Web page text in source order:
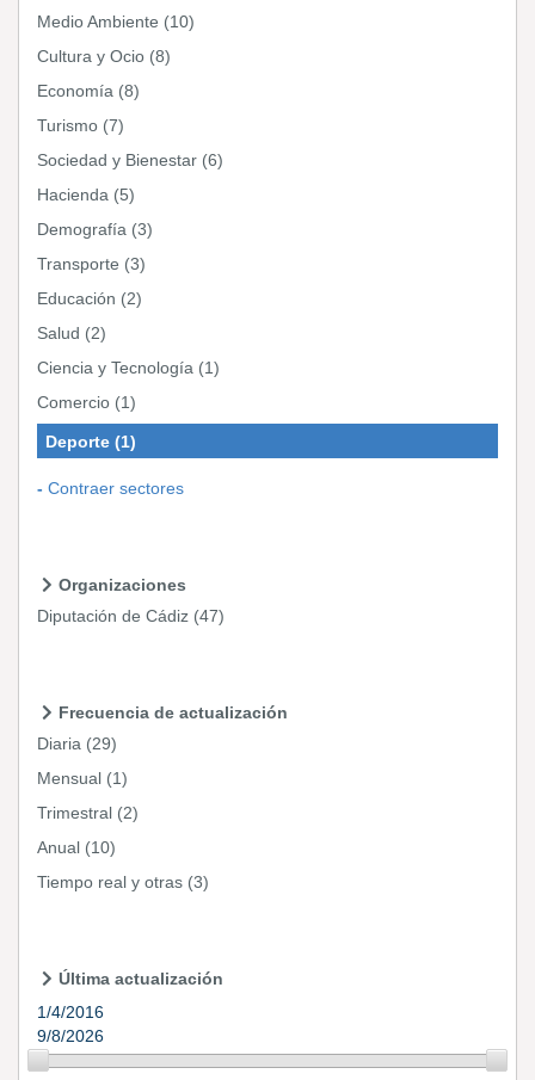
Medio Ambiente (10)
Cultura y Ocio (8)
Economía (8)
Turismo (7)
Sociedad y Bienestar (6)
Hacienda (5)
Demografía (3)
Transporte (3)
Educación (2)
Salud (2)
Ciencia y Tecnología (1)
Comercio (1)
Deporte (1)
Contraer sectores
Organizaciones
Diputación de Cádiz (47)
Frecuencia de actualización
Diaria (29)
Mensual (1)
Trimestral (2)
Anual (10)
Tiempo real y otras (3)
Última actualización
1/4/2016
9/8/2026